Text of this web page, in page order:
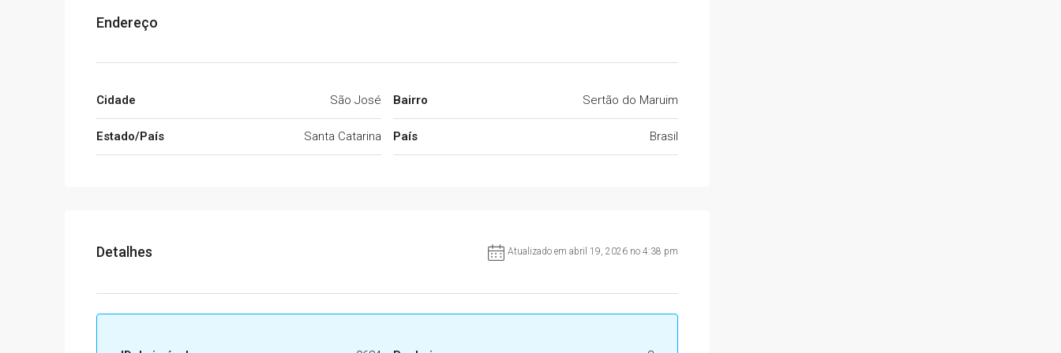
Endereço
Cidade São José
Estado/País Santa Catarina
Bairro Sertão do Maruim
País Brasil
Detalhes Atualizado em abril 19, 2026 no 4:38 pm